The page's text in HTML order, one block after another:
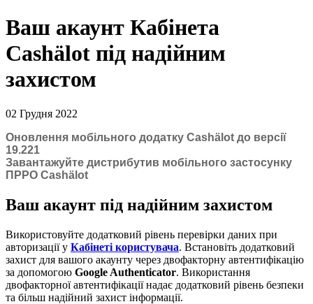
Ваш акаунт Кабінета
Cashӓlot під надійним
захистом
02 Грудня 2022
Оновлення мобільного додатку Cashӓlot до версії
19.221
Завантажуйте дистрибутив мобільного застосунку
ПРРО Cashӓlot
Ваш акаунт під надійним захистом
Використовуйте додатковий рівень перевірки даних при
авторизації у Кабінеті користувача. Встановіть додатковий
захист для вашого акаунту через двофакторну автентифікацію
за допомогою Google Authenticator. Використання
двофакторної автентифікації надає додатковий рівень безпеки
та більш надійний захист інформації.